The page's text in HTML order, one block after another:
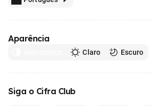
Aparência
Claro Escuro
Siga o Cifra Club